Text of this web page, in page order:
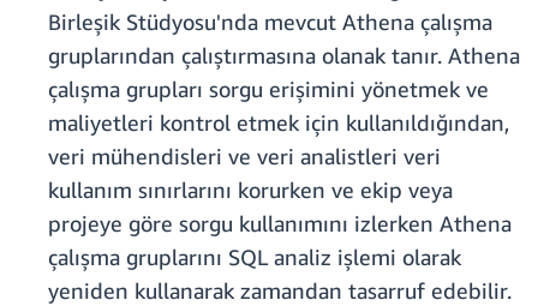
Birleşik Stüdyosu'nda mevcut Athena çalışma
gruplarından çalıştırmasına olanak tanır. Athena
çalışma grupları sorgu erişimini yönetmek ve
maliyetleri kontrol etmek için kullanıldığından,
veri mühendisleri ve veri analistleri veri
kullanım sınırlarını korurken ve ekip veya
projeye göre sorgu kullanımını izlerken Athena
çalışma gruplarını SQL analiz işlemi olarak
yeniden kullanarak zamandan tasarruf edebilir.